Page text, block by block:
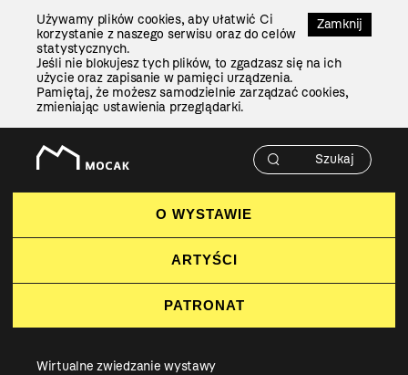
Zamknij
Używamy plików cookies, aby ułatwić Ci
korzystanie z naszego serwisu oraz do celów
statystycznych.
Jeśli nie blokujesz tych plików, to zgadzasz się na ich
użycie oraz zapisanie w pamięci urządzenia.
Pamiętaj, że możesz samodzielnie zarządzać cookies,
zmieniając ustawienia przeglądarki.
O WYSTAWIE
ARTYŚCI
PATRONAT
Wirtualne zwiedzanie wystawy